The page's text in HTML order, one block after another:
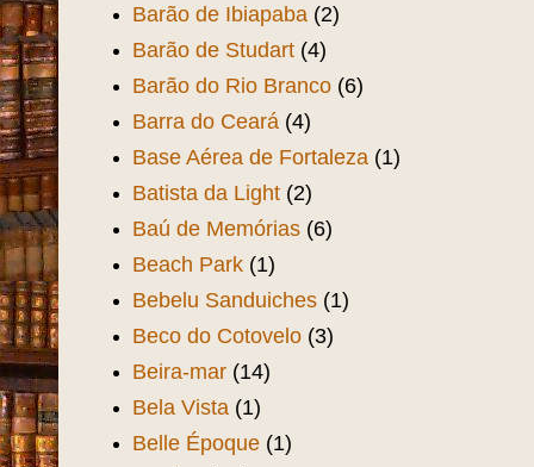
Barão de Ibiapaba (2)
Barão de Studart (4)
Barão do Rio Branco (6)
Barra do Ceará (4)
Base Aérea de Fortaleza (1)
Batista da Light (2)
Baú de Memórias (6)
Beach Park (1)
Bebelu Sanduiches (1)
Beco do Cotovelo (3)
Beira-mar (14)
Bela Vista (1)
Belle Époque (1)